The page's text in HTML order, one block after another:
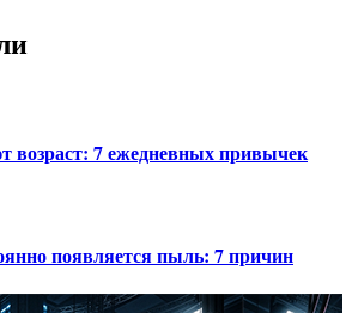
возраст: 7 ежедневных привычек
появляется пыль: 7 причин